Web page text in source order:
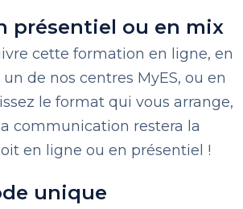
présentiel ou en mix
cette formation en ligne, en
de nos centres MyES, ou en
le format qui vous arrange,
communication restera la
en ligne ou en présentiel !
unique